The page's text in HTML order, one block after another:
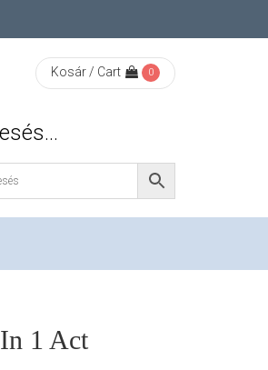
Kosár / Cart 0
1 Act